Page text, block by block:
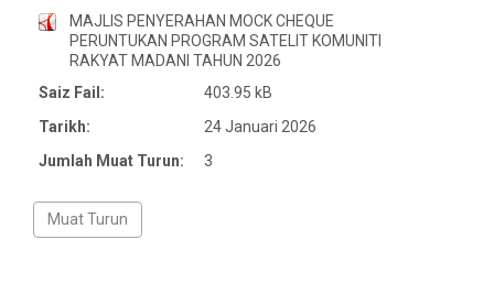
MAJLIS PENYERAHAN MOCK CHEQUE
PERUNTUKAN PROGRAM SATELIT KOMUNITI
RAKYAT MADANI TAHUN 2026
Saiz Fail:
403.95 kB
Tarikh:
24 Januari 2026
Jumlah Muat Turun:
3